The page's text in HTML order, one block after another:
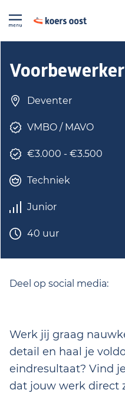
Deventer
VMBO / MAVO
€3.000 - €3.500
Techniek
Junior
40 uur
Deel op social media:
Werk jij graag
detail en haal je
eindresultaat? Vind
dat jouw werk direct